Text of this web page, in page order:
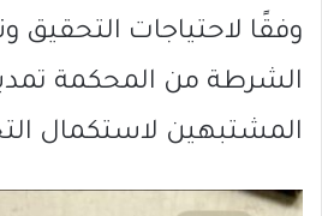
وفقًا لاحتياجات التحقيق
الشرطة من المحكمة
المشتبهين لاستكمال